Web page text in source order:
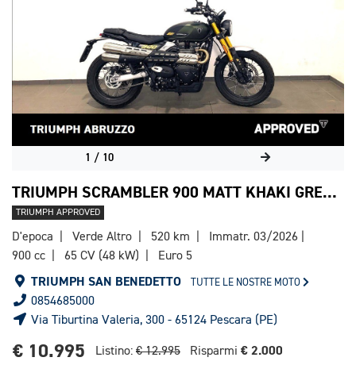
1 / 10
TRIUMPH SCRAMBLER 900 MATT KHAKI GREEN / MATT PHANTOM BLACK ABS
TRIUMPH APPROVED
D'epoca Verde Altro 520 km
Immatr. 03/2026
900 cc
65 CV (48 kW) Euro 5
TRIUMPH SAN BENEDETTO TUTTE LE NOSTRE MOTO
0854685000
Via Tiburtina Valeria, 300 - 65124 Pescara (PE)
€ 10.995 Listino: € 12.995 Risparmi € 2.000